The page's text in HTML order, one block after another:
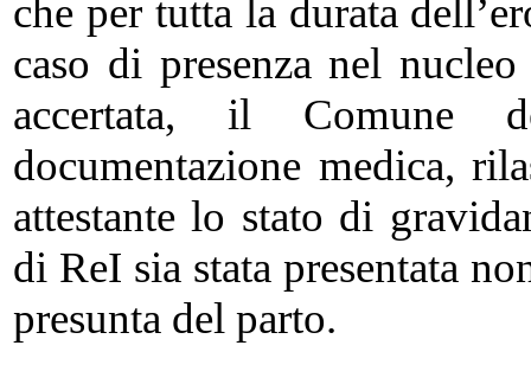
che per tutta la durata
caso di presenza nel
accertata, il Comune
documentazione medica,
attestante lo stato di
di ReI sia stata presentata
presunta del parto.